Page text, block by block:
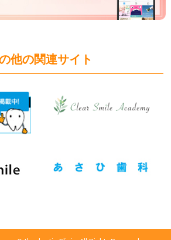
他の関連サイト